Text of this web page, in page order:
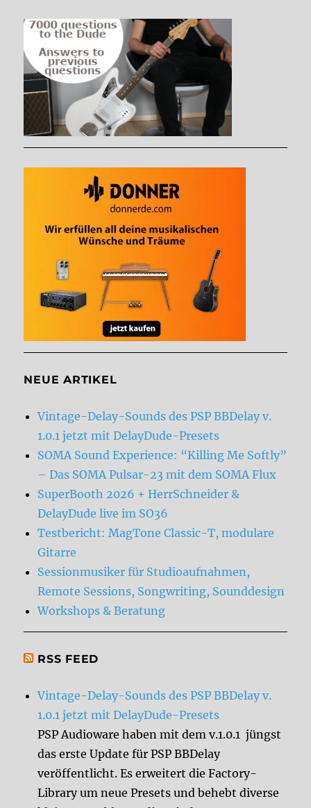
NEUE ARTIKEL
Vintage-Delay-Sounds des PSP BBDelay v.
1.0.1 jetzt mit DelayDude-Presets
SOMA Sound Experience: “Killing Me Softly”
– Das SOMA Pulsar-23 mit dem SOMA Flux
SuperBooth 2026 + HerrSchneider &
DelayDude live im SO36
Testbericht: MagTone Classic-T, modulare
Gitarre
Sessionmusiker für Studioaufnahmen,
Remote Sessions, Songwriting, Sounddesign
Workshops & Beratung
RSS FEED
Vintage-Delay-Sounds des PSP BBDelay v.
1.0.1 jetzt mit DelayDude-Presets
PSP Audioware haben mit dem v.1.0.1 jüngst
das erste Update für PSP BBDelay
veröffentlicht. Es erweitert die Factory-
Library um neue Presets und behebt diverse